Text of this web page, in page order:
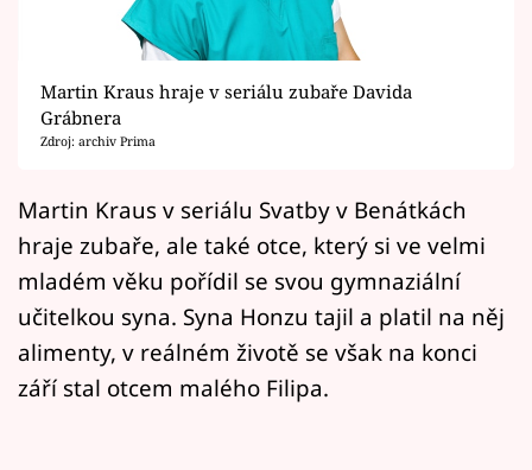
Filmový festival Karlovy Vary
Mámy sobě
Přihlášení
Sledujte nás
Martin Kraus hraje v seriálu zubaře Davida
Grábnera
Zdroj: archiv Prima
Martin Kraus v seriálu Svatby v Benátkách
hraje zubaře, ale také otce, který si ve velmi
mladém věku pořídil se svou gymnaziální
učitelkou syna. Syna Honzu tajil a platil na něj
alimenty, v reálném životě se však na konci
září stal otcem malého Filipa.